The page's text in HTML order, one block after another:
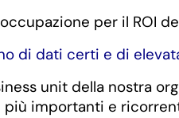
per il ROI
di dati certi e di
unit della nostra
più importanti e